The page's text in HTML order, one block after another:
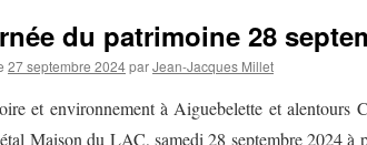
du patrimoine 28
27 septembre 2024parJean-Jacques Millet
et environnement à Aiguebelette et alentours
Maison du LAC, samedi 28 septembre 2024